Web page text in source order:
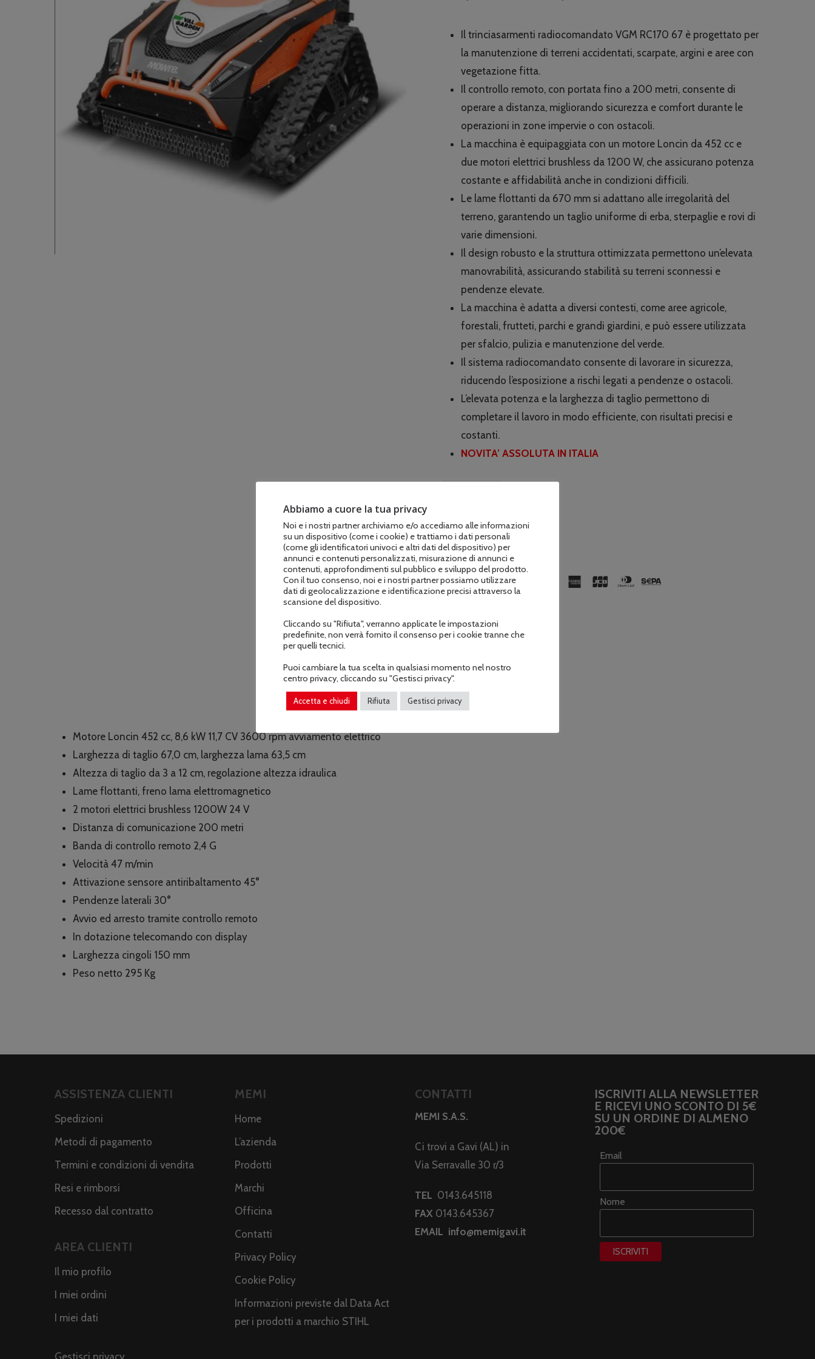
originale
era:
€8,790.00.
attuale
è:
€6,499.00.
Il trinciasarmenti radiocomandato VGM RC170 67 è progettato per
la manutenzione di terreni accidentati, scarpate, argini e aree con
vegetazione fitta.
Il controllo remoto, con portata fino a 200 metri, consente di
operare a distanza, migliorando sicurezza e comfort durante le
operazioni in zone impervie o con ostacoli.
La macchina è equipaggiata con un motore Loncin da 452 cc e
due motori elettrici brushless da 1200 W, che assicurano potenza
costante e affidabilità anche in condizioni difficili.
Le lame flottanti da 670 mm si adattano alle irregolarità del
terreno, garantendo un taglio uniforme di erba, sterpaglie e rovi di
varie dimensioni.
Il design robusto e la struttura ottimizzata permettono un’elevata
manovrabilità, assicurando stabilità su terreni sconnessi e
pendenze elevate.
La macchina è adatta a diversi contesti, come aree agricole,
forestali, frutteti, parchi e grandi giardini, e può essere utilizzata
per sfalcio, pulizia e manutenzione del verde.
Il sistema radiocomandato consente di lavorare in sicurezza,
riducendo l’esposizione a rischi legati a pendenze o ostacoli.
L’elevata potenza e la larghezza di taglio permettono di
completare il lavoro in modo efficiente, con risultati precisi e
costanti.
NOVITA’ ASSOLUTA IN ITALIA
COD:VGM RC170 67
Descrizione Informazioni aggiuntive
Motore Loncin 452 cc, 8,6 kW 11,7 CV 3600 rpm avviamento elettrico
Larghezza di taglio 67,0 cm, larghezza lama 63,5 cm
Altezza di taglio da 3 a 12 cm, regolazione altezza idraulica
Lame flottanti, freno lama elettromagnetico
2 motori elettrici brushless 1200W 24 V
Distanza di comunicazione 200 metri
Banda di controllo remoto 2,4 G
Velocità 47 m/min
Attivazione sensore antiribaltamento 45°
Pendenze laterali 30°
Avvio ed arresto tramite controllo remoto
In dotazione telecomando con display
Larghezza cingoli 150 mm
Peso netto 295 Kg
ASSISTENZA CLIENTI
Spedizioni
Metodi di pagamento
Termini e condizioni di vendita
Resi e rimborsi
Recesso dal contratto
AREA CLIENTI
Il mio profilo
I miei ordini
I miei dati
MEMI
Home
L’azienda
Prodotti
Marchi
Officina
Contatti
Privacy Policy
Cookie Policy
Informazioni previste dal Data Act
per i prodotti a marchio STIHL
CONTATTI
MEMI S.A.S.
Ci trovi a Gavi (AL) in
Via Serravalle 30 r/3
TEL 0143.645118
FAX 0143.645367
EMAIL info@memigavi.it
ISCRIVITI ALLA NEWSLETTER
E RICEVI UNO SCONTO DI 5€
SU UN ORDINE DI ALMENO
200€
Email
Nome
Abbiamo a cuore la tua privacy
Noi e i nostri partner archiviamo e/o accediamo alle informazioni
su un dispositivo (come i cookie) e trattiamo i dati personali
(come gli identificatori univoci e altri dati del dispositivo) per
annunci e contenuti personalizzati, misurazione di annunci e
contenuti, approfondimenti sul pubblico e sviluppo del prodotto.
Con il tuo consenso, noi e i nostri partner possiamo utilizzare
dati di geolocalizzazione e identificazione precisi attraverso la
scansione del dispositivo.
Cliccando su "Rifiuta", verranno applicate le impostazioni
predefinite, non verrà fornito il consenso per i cookie tranne che
per quelli tecnici.
Puoi cambiare la tua scelta in qualsiasi momento nel nostro
centro privacy, cliccando su "Gestisci privacy".
Accetta e chiudi Rifiuta Gestisci privacy